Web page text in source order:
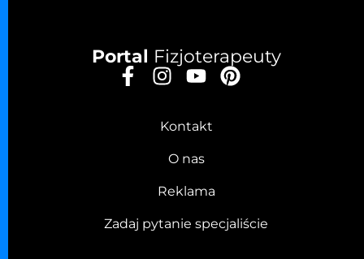
Portal Fizjoterapeuty
Kontakt
O nas
Reklama
Zadaj pytanie specjaliście